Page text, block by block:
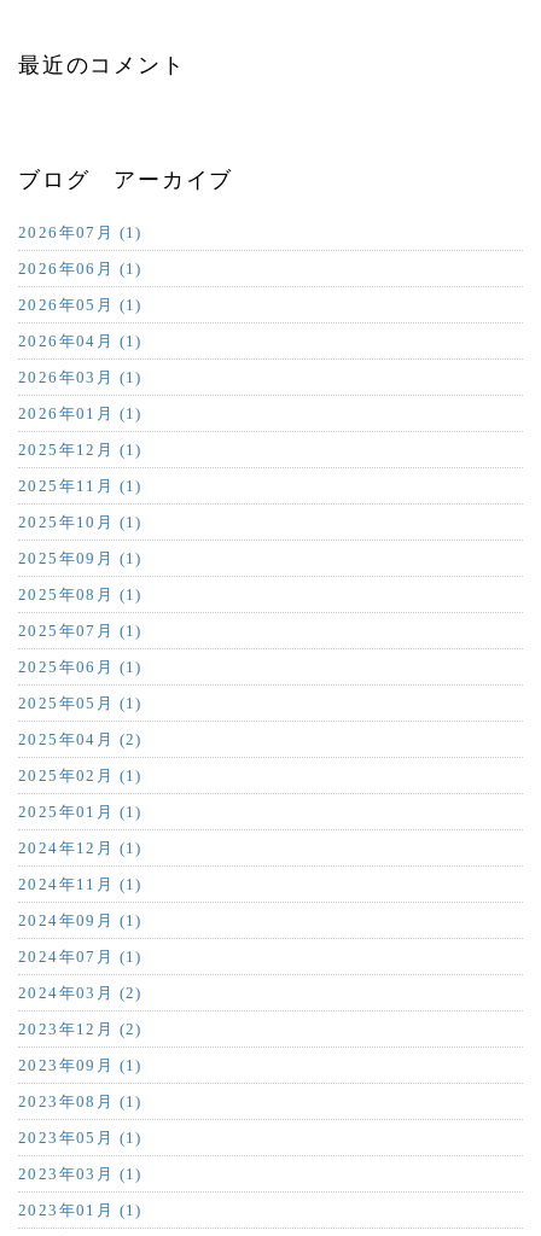
最近のコメント
ブログ アーカイブ
2026年07月 (1)
2026年06月 (1)
2026年05月 (1)
2026年04月 (1)
2026年03月 (1)
2026年01月 (1)
2025年12月 (1)
2025年11月 (1)
2025年10月 (1)
2025年09月 (1)
2025年08月 (1)
2025年07月 (1)
2025年06月 (1)
2025年05月 (1)
2025年04月 (2)
2025年02月 (1)
2025年01月 (1)
2024年12月 (1)
2024年11月 (1)
2024年09月 (1)
2024年07月 (1)
2024年03月 (2)
2023年12月 (2)
2023年09月 (1)
2023年08月 (1)
2023年05月 (1)
2023年03月 (1)
2023年01月 (1)